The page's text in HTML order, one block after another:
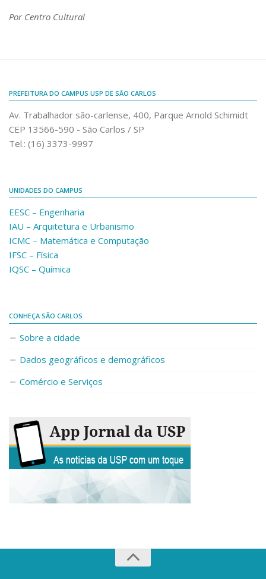
Notícias e Eventos
Enviar Mensagem
Ouvidoria do Campus
Urgências
Por Centro Cultural
PREFEITURA DO CAMPUS USP DE SÃO CARLOS
Av. Trabalhador são-carlense, 400, Parque Arnold Schimidt
CEP 13566-590 - São Carlos / SP
Tel.: (16) 3373-9997
UNIDADES DO CAMPUS
EESC – Engenharia
IAU – Arquitetura e Urbanismo
ICMC – Matemática e Computação
IFSC – Física
IQSC – Química
CONHEÇA SÃO CARLOS
Sobre a cidade
Dados geográficos e demográficos
Comércio e Serviços